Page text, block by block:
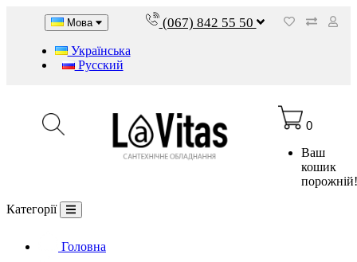
Мова
Українська
Русский
(067) 842 55 50
0
Ваш
кошик
Категорії
Головна